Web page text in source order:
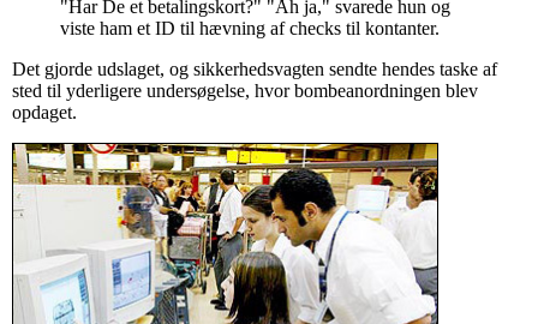
"Har De et betalingskort?" "Åh ja," svarede hun og
viste ham et ID til hævning af checks til kontanter.
Det gjorde udslaget, og sikkerhedsvagten sendte hendes taske af
sted til yderligere undersøgelse, hvor bombeanordningen blev
opdaget.